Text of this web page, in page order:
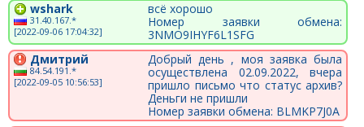
wshark
31.40.167.*
[2022-09-06 17:04:32]
всё хорошо
Номер заявки обмена:
3NMO9IHYF6L1SFG
Дмитрий
84.54.191.*
[2022-09-05 10:56:53]
Добрый день , моя заявка была
осуществлена 02.09.2022, вчера
пришло письмо что статус архив?
Деньги не пришли
Номер заявки обмена: BLMKP7J0A